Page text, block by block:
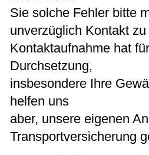
Sie solche Fehler bitte
unverzüglich Kontakt
Kontaktaufnahme hat
Durchsetzung,
insbesondere Ihre
helfen uns
aber, unsere eigenen
Transportversicherung